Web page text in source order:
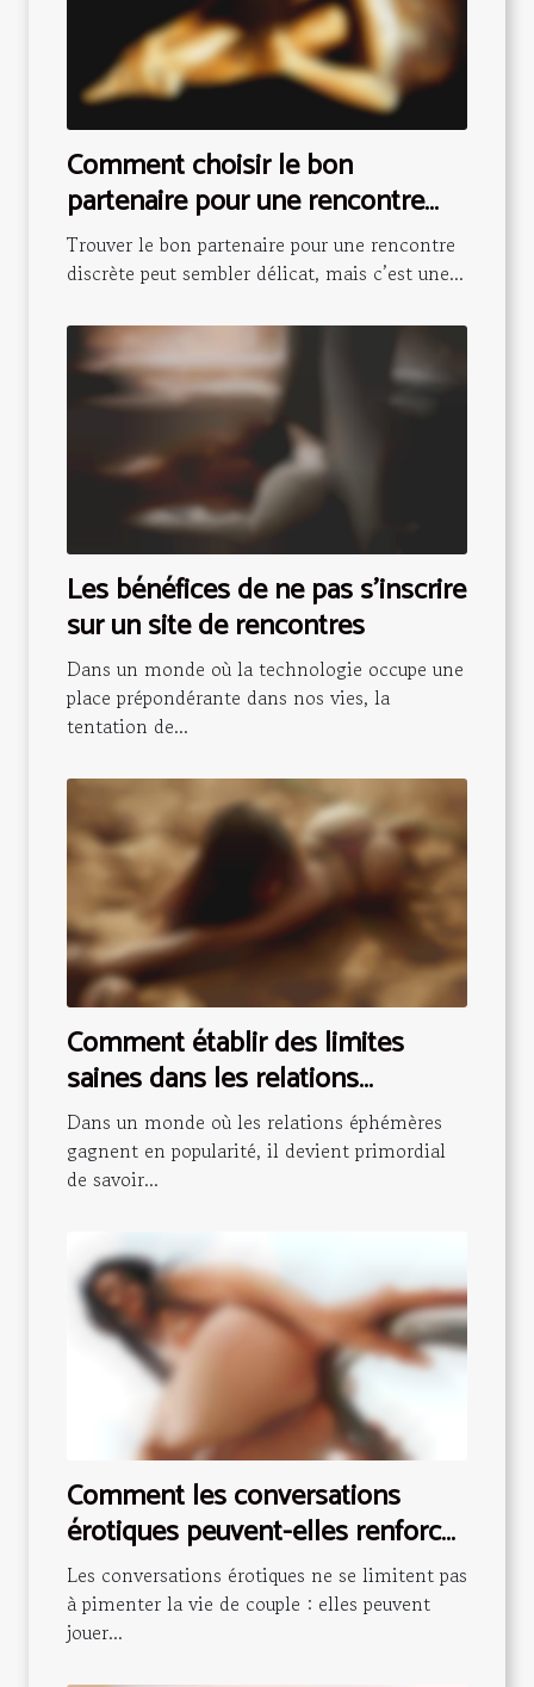
Comment choisir le bon
partenaire pour une rencontre
discrète ?
Trouver le bon partenaire pour une rencontre
discrète peut sembler délicat, mais c’est une...
Les bénéfices de ne pas s'inscrire
sur un site de rencontres
Dans un monde où la technologie occupe une
place prépondérante dans nos vies, la
tentation de...
Comment établir des limites
saines dans les relations
éphémères ?
Dans un monde où les relations éphémères
gagnent en popularité, il devient primordial
de savoir...
Comment les conversations
érotiques peuvent-elles renforcer
la confiance en soi ?
Les conversations érotiques ne se limitent pas
à pimenter la vie de couple : elles peuvent
jouer...